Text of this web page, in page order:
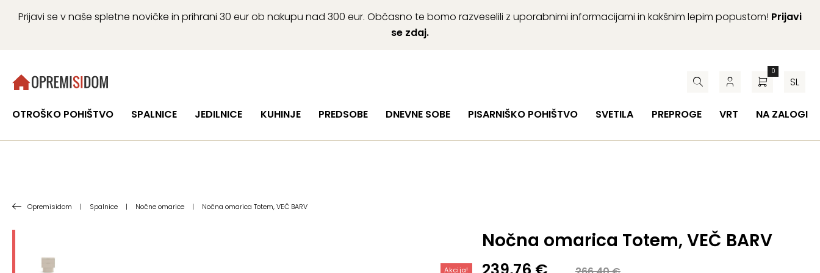
Prijavi se v naše spletne novičke in prihrani 30 eur ob nakupu nad 300 eur. Občasno te bomo razveselili z uporabnimi informacijami in kakšnim lepim popustom! Prijavi
se zdaj.
0
SL
OTROŠKO POHIŠTVO SPALNICE JEDILNICE KUHINJE PREDSOBE DNEVNE SOBE PISARNIŠKO POHIŠTVO SVETILA PREPROGE VRT NA ZALOGI
Opremisidom | Spalnice | Nočne omarice | Nočna omarica Totem, VEČ BARV
Nočna omarica Totem, VEČ BARV
Akcija!